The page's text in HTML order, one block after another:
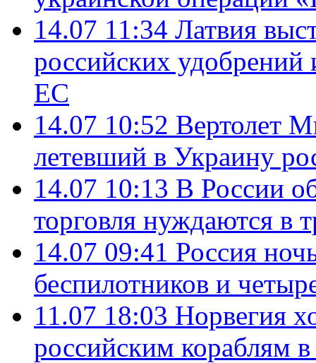
14.07 11:34 Латвия
российских
ЕС
14.07 10:52 Вертолет
летевший в Украину
14.07 10:13 В России
торговля нуждаются в
14.07 09:41 Россия
беспилотников и
11.07 18:03 Норвегия
российским кораблям